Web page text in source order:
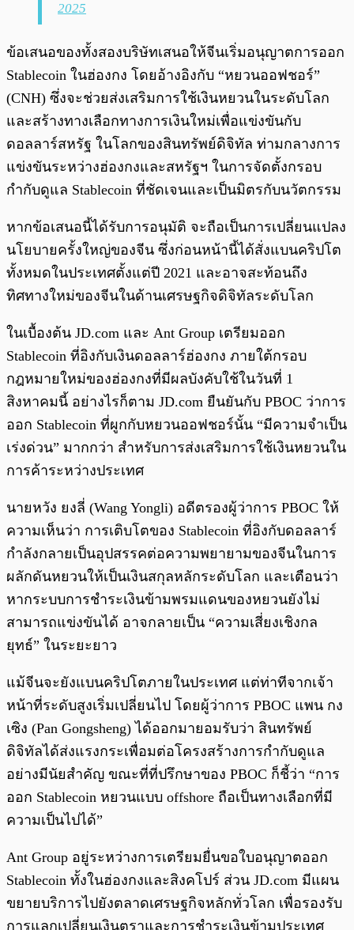
2025
ข้อเสนอของทั้งสองบริษัทเสนอให้จีนเริ่มอนุญาตการออก
Stablecoin ในฮ่องกง โดยอ้างอิงกับ “หยวนออฟชอร์”
(CNH) ซึ่งจะช่วยส่งเสริมการใช้เงินหยวนในระดับโลก
และสร้างทางเลือกทางการเงินใหม่เพื่อแข่งขันกับ
ดอลลาร์สหรัฐ ในโลกของสินทรัพย์ดิจิทัล ท่ามกลางการ
แข่งขันระหว่างฮ่องกงและสหรัฐฯ ในการจัดตั้งกรอบ
กำกับดูแล Stablecoin ที่ชัดเจนและเป็นมิตรกับนวัตกรรม
หากข้อเสนอนี้ได้รับการอนุมัติ จะถือเป็นการเปลี่ยนแปลง
นโยบายครั้งใหญ่ของจีน ซึ่งก่อนหน้านี้ได้สั่งแบนคริปโต
ทั้งหมดในประเทศตั้งแต่ปี 2021 และอาจสะท้อนถึง
ทิศทางใหม่ของจีนในด้านเศรษฐกิจดิจิทัลระดับโลก
ในเบื้องต้น JD.com และ Ant Group เตรียมออก
Stablecoin ที่อิงกับเงินดอลลาร์ฮ่องกง ภายใต้กรอบ
กฎหมายใหม่ของฮ่องกงที่มีผลบังคับใช้ในวันที่ 1
สิงหาคมนี้ อย่างไรก็ตาม JD.com ยืนยันกับ PBOC ว่าการ
ออก Stablecoin ที่ผูกกับหยวนออฟชอร์นั้น “มีความจำเป็น
เร่งด่วน” มากกว่า สำหรับการส่งเสริมการใช้เงินหยวนใน
การค้าระหว่างประเทศ
นายหวัง ยงลี่ (Wang Yongli) อดีตรองผู้ว่าการ PBOC ให้
ความเห็นว่า การเติบโตของ Stablecoin ที่อิงกับดอลลาร์
กำลังกลายเป็นอุปสรรคต่อความพยายามของจีนในการ
ผลักดันหยวนให้เป็นเงินสกุลหลักระดับโลก และเตือนว่า
หากระบบการชำระเงินข้ามพรมแดนของหยวนยังไม่
สามารถแข่งขันได้ อาจกลายเป็น “ความเสี่ยงเชิงกล
ยุทธ์” ในระยะยาว
แม้จีนจะยังแบนคริปโตภายในประเทศ แต่ท่าทีจากเจ้า
หน้าที่ระดับสูงเริ่มเปลี่ยนไป โดยผู้ว่าการ PBOC แพน กง
เซิง (Pan Gongsheng) ได้ออกมายอมรับว่า สินทรัพย์
ดิจิทัลได้ส่งแรงกระเพื่อมต่อโครงสร้างการกำกับดูแล
อย่างมีนัยสำคัญ ขณะที่ที่ปรึกษาของ PBOC ก็ชี้ว่า “การ
ออก Stablecoin หยวนแบบ offshore ถือเป็นทางเลือกที่มี
ความเป็นไปได้”
Ant Group อยู่ระหว่างการเตรียมยื่นขอใบอนุญาตออก
Stablecoin ทั้งในฮ่องกงและสิงคโปร์ ส่วน JD.com มีแผน
ขยายบริการไปยังตลาดเศรษฐกิจหลักทั่วโลก เพื่อรองรับ
การแลกเปลี่ยนเงินตราและการชำระเงินข้ามประเทศ